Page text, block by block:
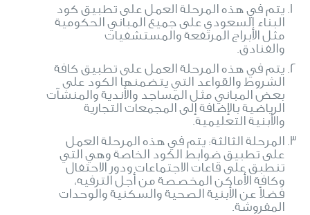
يتم في هذه المرحلة العمل على تطبيق كود
البناء السعودي على جميع المباني الحكومية
مثل الأبراج المرتفعة والمستشفيات
والفنادق.
يتم في هذه المرحلة العمل على تطبيق كافة
الشروط والقواعد التي يتضمنها الكود على
بعض المباني مثل المساجد والأندية والمنشآت
الرياضية بالإضافة إلى المجمعات التجارية
والأبنية التعليمية.
المرحلة الثالثة: يتم في هذه المرحلة العمل
على تطبيق ضوابط الكود الخاصة وهي التي
تنطبق على قاعات الاجتماعات ودور الاحتفال
وكافة الأماكن المخصصة من أجل الترفيه،
فضلاً عن الأبنية الصحية والسكنية والوحدات
المفروشة.